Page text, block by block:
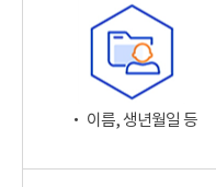
‧ 이름, 생년월일 등